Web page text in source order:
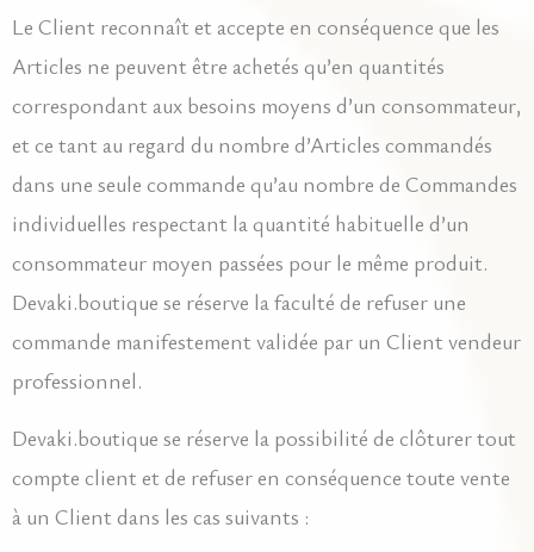
Le Client reconnaît et accepte en conséquence que les
Articles ne peuvent être achetés qu’en quantités
correspondant aux besoins moyens d’un consommateur,
et ce tant au regard du nombre d’Articles commandés
dans une seule commande qu’au nombre de Commandes
individuelles respectant la quantité habituelle d’un
consommateur moyen passées pour le même produit.
Devaki.boutique se réserve la faculté de refuser une
commande manifestement validée par un Client vendeur
professionnel.
Devaki.boutique se réserve la possibilité de clôturer tout
compte client et de refuser en conséquence toute vente
à un Client dans les cas suivants :